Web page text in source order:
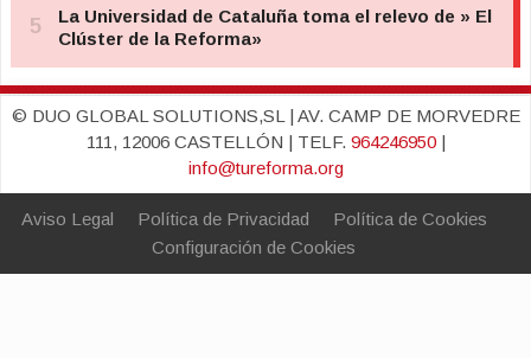
© DUO GLOBAL SOLUTIONS,SL | AV. CAMP DE MORVEDRE
111, 12006 CASTELLÓN | TELF. 964246950|
info@tureforma.org
Aviso Legal Política de Privacidad
Política de Cookies
Configuración de Cookies